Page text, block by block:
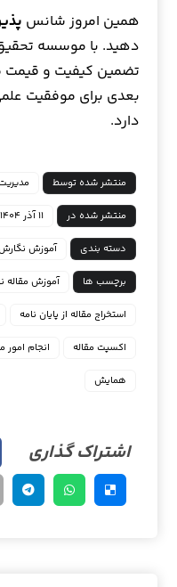
همین امروز شانس
دهید. با موسسه
تضمین کیفیت و قیمت
بعدی برای موفقیت
دارد.
منتشر شده توسط
منتشر شده در ۱۱ آذر ۱۴۰۴
دسته بندی آموزش
برچسب ها آموزش مقاله
استخراج مقاله از پایان نامه
اکسپت مقاله انجام امور
همایش